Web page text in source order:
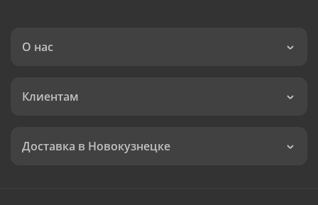
О нас
Клиентам
Доставка в Новокузнецке